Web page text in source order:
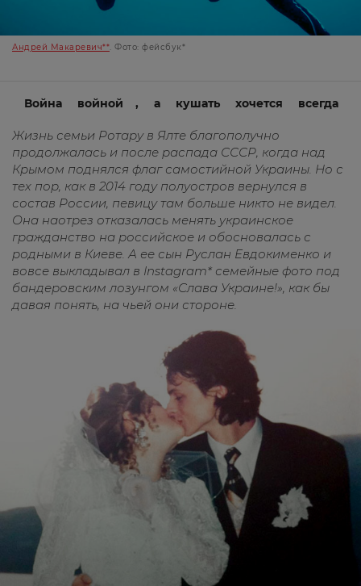
Андрей Макаревич**. Фото: фейсбук*
Война войной , а кушать хочется всегда
Жизнь семьи Ротару в Ялте благополучно
продолжалась и после распада СССР, когда над
Крымом поднялся флаг самостийной Украины Но с
тех пор, как в 2014 году полуостров вернулся в
состав России, певицу там больше никто не видел
Она наотрез отказалась менять украинское
гражданство на российское и обосновалась с
родными в Киеве А ее сын Руслан Евдокименко и
вовсе выкладывал в Instagram* семейные фото под
бандеровским лозунгом «Слава Украине!», как бы
давая понять, на чьей они стороне